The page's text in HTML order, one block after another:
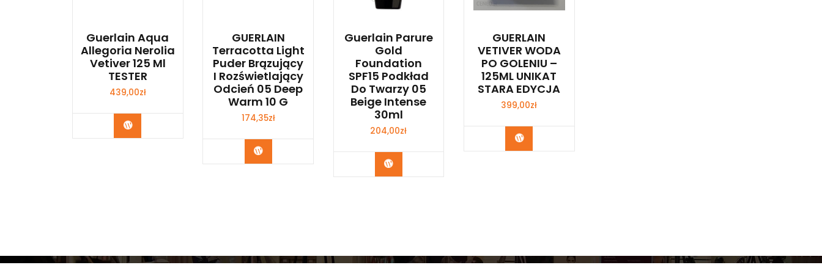
Guerlain Aqua
Allegoria Nerolia
Vetiver 125 Ml
TESTER
439,00zł
Zobacz
GUERLAIN
Terracotta Light
Puder Brązujący
I Rozświetlający
Odcień 05 Deep
Warm 10 G
174,35zł
Zobacz
Guerlain Parure
Gold
Foundation
SPF15 Podkład
Do Twarzy 05
Beige Intense
30ml
204,00zł
Zobacz
GUERLAIN
VETIVER WODA
PO GOLENIU –
125ML UNIKAT
STARA EDYCJA
399,00zł
Zobacz